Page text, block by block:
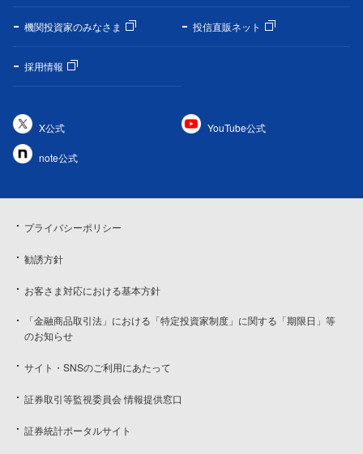
機関投資家のみなさま 投信直販ネット
採用情報
X公式 YouTube公式
note公式
プライバシーポリシー
勧誘方針
お客さま対応における基本方針
「金融商品取引法」における「特定投資家制度」に関する「期限日」等
のお知らせ
サイト・SNSのご利用にあたって
証券取引等監視委員会 情報提供窓口
証券統計ポータルサイト